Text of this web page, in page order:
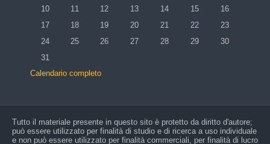
Nessun evento, lunedì 10 agosto
10 Nessun evento, martedì 11 agosto
11 Nessun evento, mercoledì 12 agosto
12 Nessun evento, giovedì 13 agosto
13 Nessun evento, venerdì 14
14 Nessun evento,
15 Nessun
16
Nessun evento, lunedì 17 agosto
17 Nessun evento, martedì 18 agosto
18 Nessun evento, mercoledì 19 agosto
19 Nessun evento, giovedì 20 agosto
20 Nessun evento, venerdì 21
21 Nessun evento,
22 Nessun
23
Nessun evento, lunedì 24 agosto
24 Nessun evento, martedì 25 agosto
25 Nessun evento, mercoledì 26 agosto
26 Nessun evento, giovedì 27 agosto
27 Nessun evento, venerdì 28
28 Nessun evento,
29 Nessun
30
Nessun evento, lunedì 31 agosto
31
Calendario completo
Tutto il materiale presente in questo sito è protetto da diritto d'autore;
può essere utilizzato per finalità di studio e di ricerca a uso individuale
e non può essere utilizzato per finalità commerciali, per finalità di lucro